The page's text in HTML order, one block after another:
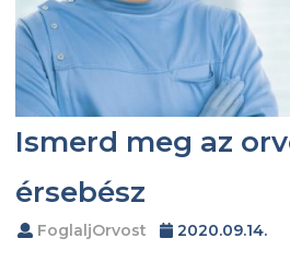
Ismerd meg az
érsebész
FoglaljOrvost 2020.09.14.